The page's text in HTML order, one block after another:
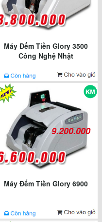
Máy Đếm Tiền Glory 3500
Công Nghệ Nhật
9.200.000
Máy Đếm Tiền Glory 6900